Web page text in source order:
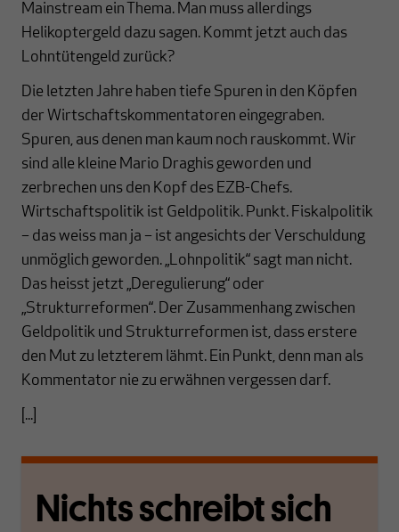
Mainstream ein Thema. Man muss allerdings
Helikoptergeld dazu sagen. Kommt jetzt auch das
Lohntütengeld zurück?
Die letzten Jahre haben tiefe Spuren in den Köpfen
der Wirtschaftskommentatoren eingegraben.
Spuren, aus denen man kaum noch rauskommt. Wir
sind alle kleine Mario Draghis geworden und
zerbrechen uns den Kopf des EZB-Chefs.
Wirtschaftspolitik ist Geldpolitik. Punkt. Fiskalpolitik
– das weiss man ja – ist angesichts der Verschuldung
unmöglich geworden. „Lohnpolitik“ sagt man nicht.
Das heisst jetzt „Deregulierung“ oder
„Strukturreformen“. Der Zusammenhang zwischen
Geldpolitik und Strukturreformen ist, dass erstere
den Mut zu letzterem lähmt. Ein Punkt, denn man als
Kommentator nie zu erwähnen vergessen darf.
[...]
Nichts schreibt sich